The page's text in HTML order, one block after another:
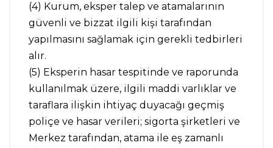
(4) Kurum, eksper talep ve atamalarının
güvenli ve bizzat ilgili kişi tarafından
yapılmasını sağlamak için gerekli tedbirleri
alır.
(5) Eksperin hasar tespitinde ve raporunda
kullanılmak üzere, ilgili maddi varlıklar ve
taraflara ilişkin ihtiyaç duyacağı geçmiş
poliçe ve hasar verileri; sigorta şirketleri ve
Merkez tarafından, atama ile eş zamanlı